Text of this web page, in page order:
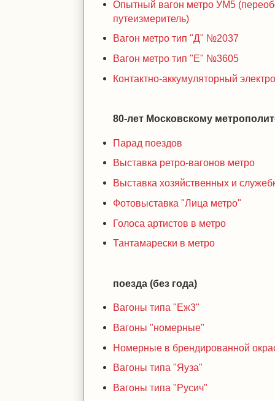
Опытный вагон метро УМ5
путеизмеритель)
Вагон метро тип "Д" №2037
Вагон метро тип "Е" №3605
Контактно-аккумуляторный
80-лет Московскому
Парад поездов
Выставка ретро-вагонов метро
Выставка хозяйственных и
Фотовыставка "Лица метро"
Голоса артистов в метро
Тантамарески в метро
поезда (без года)
Вагоны типа "Еж3"
Вагоны "номерные"
Номерные в брендированной
Вагоны типа "Яуза"
Вагоны типа "Русич"